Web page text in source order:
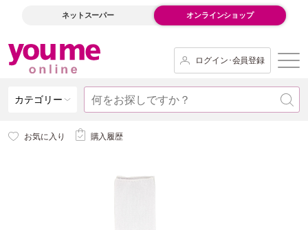
ネットスーパー オンラインショップ
ログイン･会員登録
カテゴリー
お気に入り 購入履歴